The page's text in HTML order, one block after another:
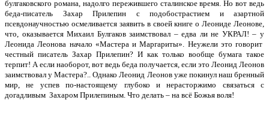
булгаковского романа, надолго пережившего сталинское время. Но вот ведь
беда-писатель Захар Прилепин с подобострастием и азартной
псевдонаучностью осмеливается заявить в своей книге о Леониде Леонове,
что, оказывается Михаил Булгаков заимствовал – едва ли не УКРАЛ! – у
Леонида Леонова начало «Мастера и Маргариты». Неужели это говорит
честный писатель Захар Прилепин? И как только вообще бумага такое
терпит! А если наоборот, вот ведь беда получается, если это Леонид Леонов
заимствовал у Мастера?.. Однако Леонид Леонов уже покинул наш бренный
мир, не успев по-настоящему глубоко и нерасторжимо связаться с
догадливым Захаром Прилепиным. Что делать – на всё Божья воля!